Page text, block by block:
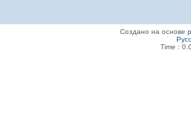
Создано на основе
Time :